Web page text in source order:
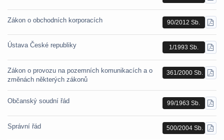
PDF
Zákon o obchodních korporacích 90/2012 Sb.
PDF
Ústava České republiky 1/1993 Sb.
PDF
Zákon o provozu na pozemních komunikacích a o
změnách některých zákonů
361/2000 Sb.
PDF
Občanský soudní řád 99/1963 Sb.
PDF
Správní řád 500/2004 Sb.
PDF